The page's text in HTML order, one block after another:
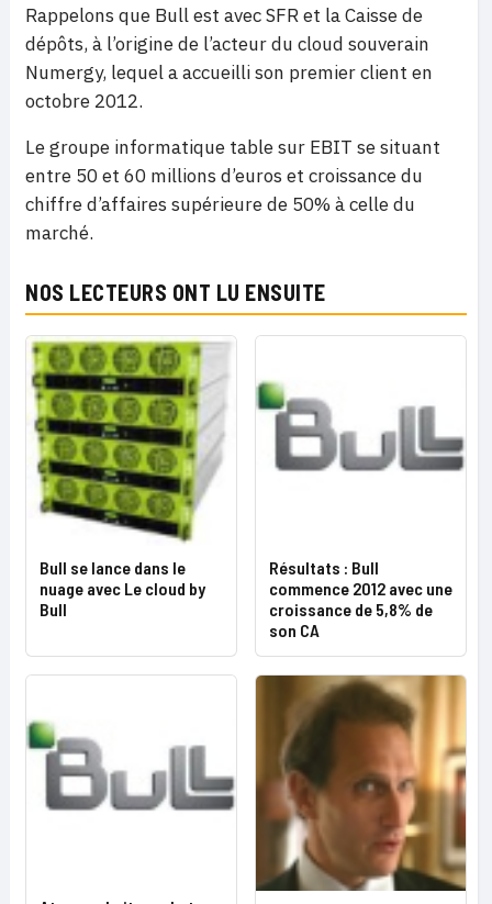
Rappelons que Bull est avec SFR et la Caisse de
dépôts, à l’origine de l’acteur du cloud souverain
Numergy, lequel a accueilli son premier client en
octobre 2012.
Le groupe informatique table sur EBIT se situant
entre 50 et 60 millions d’euros et croissance du
chiffre d’affaires supérieure de 50% à celle du
marché.
NOS LECTEURS ONT LU ENSUITE
Bull se lance dans le
nuage avec Le cloud by
Bull
Résultats : Bull
commence 2012 avec une
croissance de 5,8% de
son CA